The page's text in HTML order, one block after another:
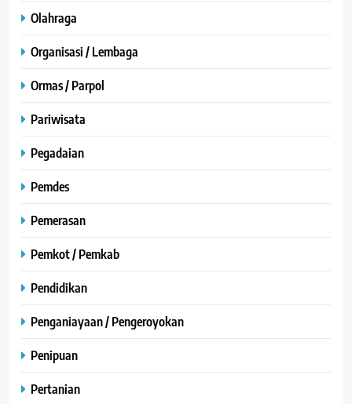
Olahraga
Organisasi / Lembaga
Ormas / Parpol
Pariwisata
Pegadaian
Pemdes
Pemerasan
Pemkot / Pemkab
Pendidikan
Penganiayaan / Pengeroyokan
Penipuan
Pertanian